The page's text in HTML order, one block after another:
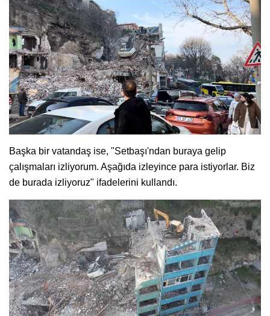
Başka bir vatandaş ise, "Setbaşı'ndan buraya gelip
çalışmaları izliyorum. Aşağıda izleyince para istiyorlar. Biz
de burada izliyoruz" ifadelerini kullandı.